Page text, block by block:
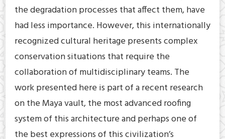
the degradation processes that affect them, have
had less importance. However, this internationally
recognized cultural heritage presents complex
conservation situations that require the
collaboration of multidisciplinary teams. The
work presented here is part of a recent research
on the Maya vault, the most advanced roofing
system of this architecture and perhaps one of
the best expressions of this civilization’s